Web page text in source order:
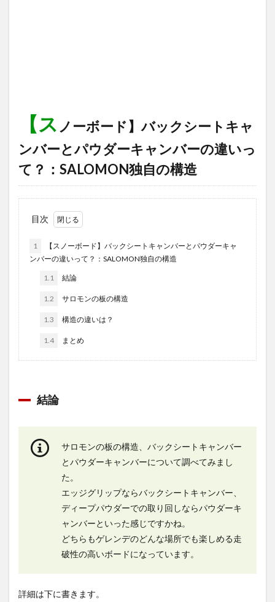
【ス ノーボード】バックシートキャ
ンバーとパウダーキャンバーの違いっ
て？：SALOMON独自の構造
目次
1
【スノーボード】バックシートキャンバーとパウダーキャ
ンバーの違いって？：SALOMON独自の構造
1.1 結論
1.2 サロモンの板の構造
1.3 構造の違いは？
1.4 まとめ
結論
サロモンの板の構造、バックシートキャンバー
とパウダーキャンバーについて調べてみまし
た。
エッジグリップならバックシートキャンバー、
ディープパウダーでの取り回しならパウダーキ
ャンバーといった感じですかね。
どちらもゲレンデのどんな場所でも楽しめる走
破性の高いボードになっています。
詳細は下に書きます。